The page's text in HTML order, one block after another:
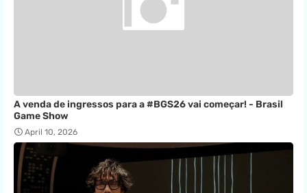
A venda de ingressos para a #BGS26 vai começar! - Brasil
Game Show
April 10, 2026